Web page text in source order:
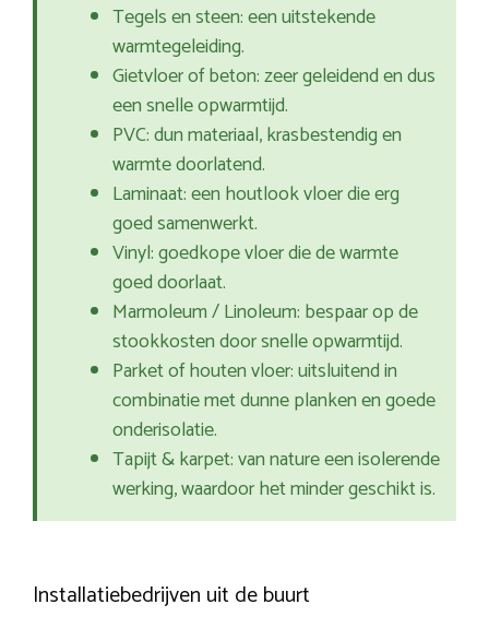
Tegels en steen: een uitstekende
warmtegeleiding.
Gietvloer of beton: zeer geleidend en dus
een snelle opwarmtijd.
PVC: dun materiaal, krasbestendig en
warmte doorlatend.
Laminaat: een houtlook vloer die erg
goed samenwerkt.
Vinyl: goedkope vloer die de warmte
goed doorlaat.
Marmoleum / Linoleum: bespaar op de
stookkosten door snelle opwarmtijd.
Parket of houten vloer: uitsluitend in
combinatie met dunne planken en goede
onderisolatie.
Tapijt & karpet: van nature een isolerende
werking, waardoor het minder geschikt is.
Installatiebedrijven uit de buurt